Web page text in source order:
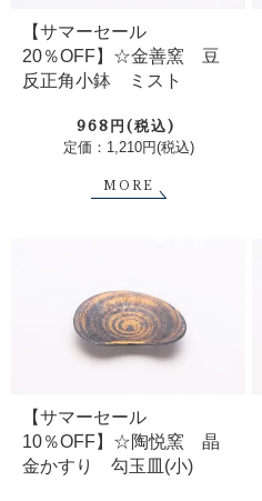
【サマーセール
20％OFF】☆金善窯 豆
反正角小鉢 ミスト
968円(税込)
定価：1,210円(税込)
MORE
【サマーセール
10％OFF】☆陶悦窯 晶
金かすり 勾玉皿(小)